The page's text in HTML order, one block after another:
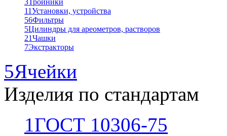
3Тройники
11Установки, устройства
56Фильтры
5Цилиндры для ареометров, растворов
21Чашки
7Экстракторы
5Ячейки
Изделия по стандартам
1ГОСТ 10306-75